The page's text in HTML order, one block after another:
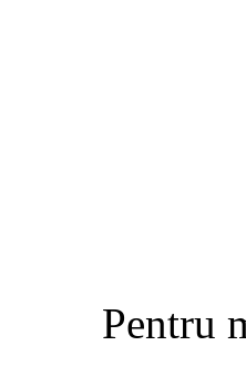
Pentru